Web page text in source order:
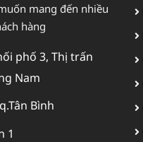
mang đến nhiều
hàng
phố 3, Thị trấn
Nam
Bình
1